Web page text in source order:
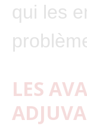
qui les
LES